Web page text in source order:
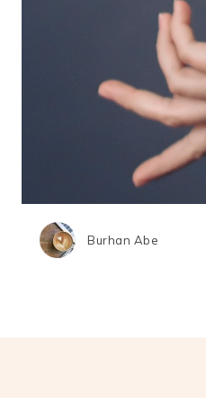
Burhan Abe